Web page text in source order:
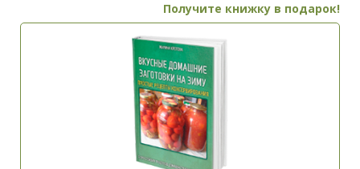
Получите книжку в подарок!